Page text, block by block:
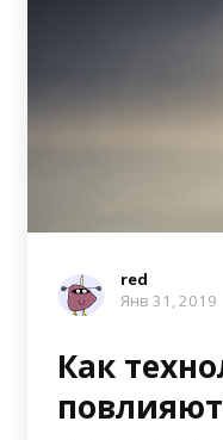
red
Янв 31, 2019
Как